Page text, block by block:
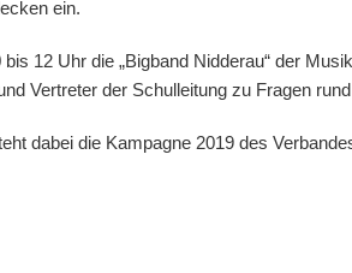
ein.
12 Uhr die „Bigband Nidderau“ der
Vertreter der Schulleitung zu Fragen
dabei die Kampagne 2019 des